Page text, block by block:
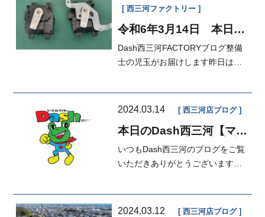
西三河ファクトリー
令和6年3月14日 本日の
Dash西三河FACTORYブログ整備
士の児玉がお届けします昨日はお
2024.03.14 西三河店ブログ
本日のDash西三河【マイ
情報♪
いつもDash西三河のブログをご覧
いただきありがとうございます。
2024.03.12 西三河店ブログ